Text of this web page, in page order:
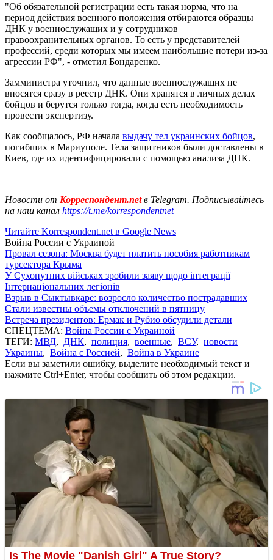
"Об обязательной регистрации есть такая норма, что на
период действия военного положения отбираются образцы
ДНК у военнослужащих и у сотрудников
правоохранительных органов. То есть у представителей
профессий, среди которых мы имеем наибольшие потери из-за
агрессии РФ", - отметил Бондаренко.
Замминистра уточнил, что данные военнослужащих не
вносятся сразу в реестр ДНК. Они хранятся в личных делах
бойцов и берутся только тогда, когда есть необходимость
провести экспертизу.
Как сообщалось, РФ начала выдачу тел украинских бойцов,
погибших в Мариуполе. Тела защитников были доставлены в
Киев, где их идентифицировали с помощью анализа ДНК.
Новости от Корреспондент.netв Telegram. Подписывайтесь
на наш канал https://t.me/korrespondentnet
Читайте Korrespondent.net в Google News
Война России с Украиной
Провал сезона: Москва будет платить пособия работникам
турсектора Крыма
У Сухопутних військах зробили заяву щодо інтеграції
Інтернаціональних легіонів
Взрыв в Сыктывкаре: возросло количество пострадавших
Стали известны объемы отключений в пятницу
Встреча президентов: Ермак и Рубио обсудили детали
СПЕЦТЕМА: Война России с Украиной
ТЕГИ: МВД, ДНК, полиция, военные, ВСУ, новости
Украины, Война с Россией, Война в Украине
Если вы заметили ошибку, выделите необходимый текст и
нажмите Ctrl+Enter, чтобы сообщить об этом редакции.